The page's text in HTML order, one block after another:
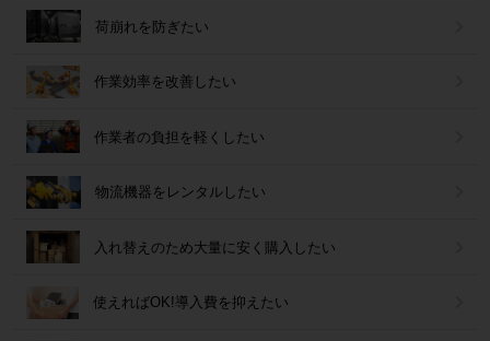
荷崩れを防ぎたい
作業効率を改善したい
作業者の負担を軽くしたい
物流機器をレンタルしたい
入れ替えのため大量に安く購入したい
使えればOK!導入費を抑えたい